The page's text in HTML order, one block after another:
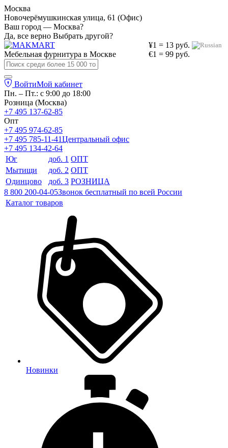
Москва
Новочерёмушкинская улица, 61 (Офис)
Ваш город — Москва?
Да, все верно Выбрать другой?
¥1 = 13 руб.
€1 = 99 руб.
Мебельная фурнитура в Москве
ВойтиМой кабинет
Пн. – Пт.: с 9:00 до 18:00
Розница (Москва)
+7 495 137-62-85
Опт
+7 495 974-62-85
+7 495 785-11-41Центральный офис
+7 495 134-42-64
Юг
доб. 1 ОПТ
Мытищи
доб. 2 ОПТ
Одинцово
доб. 3 РОЗНИЦА
8 800 200-04-05Звонок бесплатный по всей России
Каталог товаров
Новинки